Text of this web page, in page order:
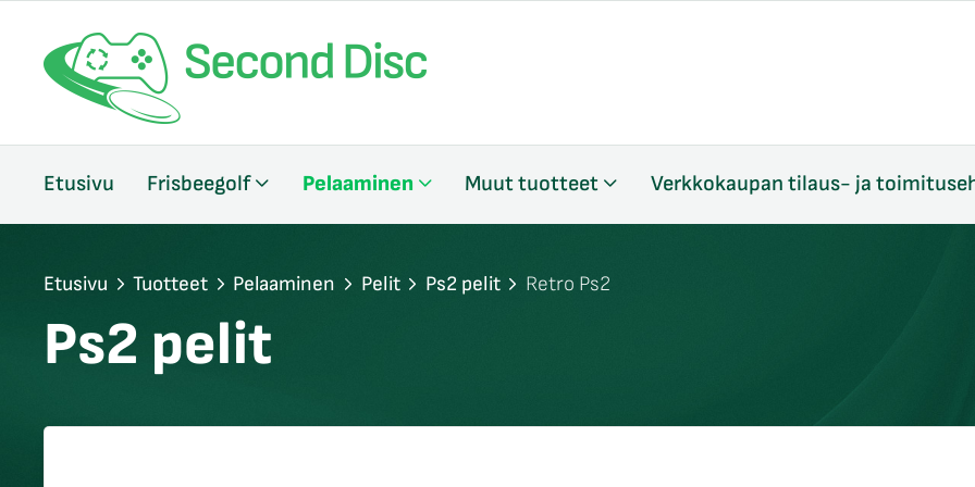
Etusivu Frisbeegolf Pelaaminen Muut tuotteet Verkkokaupan tilaus- ja
Etusivu Tuotteet Pelaaminen Pelit Ps2 pelit Retro Ps2
Ps2 pelit
sulje
sulje
sulje